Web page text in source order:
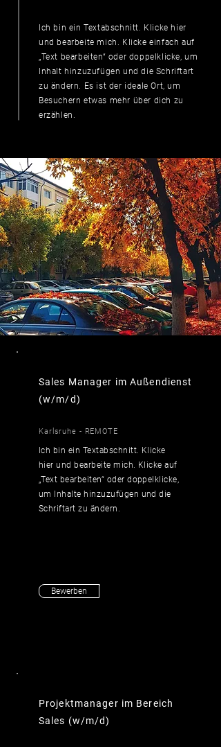
Ich bin ein Textabschnitt. Klicke hier
und bearbeite mich. Klicke einfach auf
„Text bearbeiten“ oder doppelklicke, um
Inhalt hinzuzufügen und die Schriftart
zu ändern. Es ist der ideale Ort, um
Besuchern etwas mehr über dich zu
erzählen.
Sales Manager im Außendienst
(w/m/d)
Karlsruhe - REMOTE
Ich bin ein Textabschnitt. Klicke
hier und bearbeite mich. Klicke auf
„Text bearbeiten“ oder doppelklicke,
um Inhalte hinzuzufügen und die
Schriftart zu ändern.
Bewerben
Projektmanager im Bereich
Sales (w/m/d)